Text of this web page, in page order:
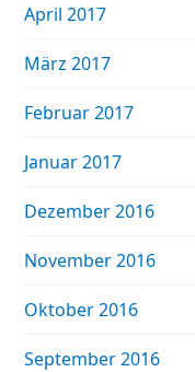
April 2017
März 2017
Februar 2017
Januar 2017
Dezember 2016
November 2016
Oktober 2016
September 2016